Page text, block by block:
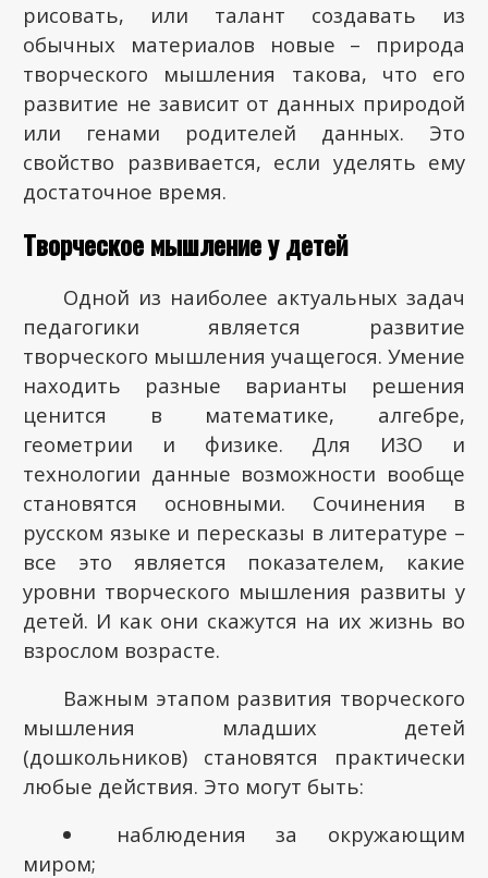
рисовать, или талант создавать из
обычных материалов новые – природа
творческого мышления такова, что его
развитие не зависит от данных природой
или генами родителей данных. Это
свойство развивается, если уделять ему
достаточное время.
Творческое мышление у детей
Одной из наиболее актуальных задач
педагогики является развитие
творческого мышления учащегося. Умение
находить разные варианты решения
ценится в математике, алгебре,
геометрии и физике. Для ИЗО и
технологии данные возможности вообще
становятся основными. Сочинения в
русском языке и пересказы в литературе –
все это является показателем, какие
уровни творческого мышления развиты у
детей. И как они скажутся на их жизнь во
взрослом возрасте.
Важным этапом развития творческого
мышления младших детей
(дошкольников) становятся практически
любые действия. Это могут быть:
наблюдения за окружающим
миром;